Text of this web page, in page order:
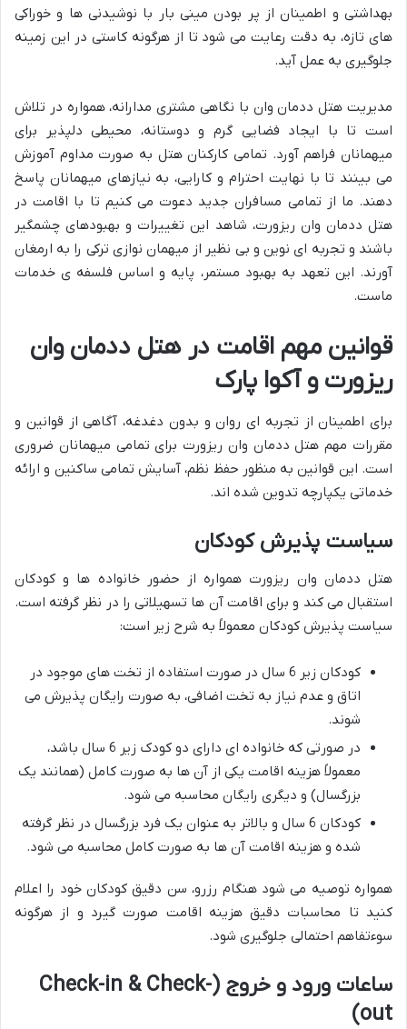
بهداشتی و اطمینان از پر بودن مینی بار با نوشیدنی ها و خوراکی
های تازه، به دقت رعایت می شود تا از هرگونه کاستی در این زمینه
جلوگیری به عمل آید.
مدیریت هتل ددمان وان با نگاهی مشتری مدارانه، همواره در تلاش
است تا با ایجاد فضایی گرم و دوستانه، محیطی دلپذیر برای
میهمانان فراهم آورد. تمامی کارکنان هتل به صورت مداوم آموزش
می بینند تا با نهایت احترام و کارایی، به نیازهای میهمانان پاسخ
دهند. ما از تمامی مسافران جدید دعوت می کنیم تا با اقامت در
هتل ددمان وان ریزورت، شاهد این تغییرات و بهبودهای چشمگیر
باشند و تجربه ای نوین و بی نظیر از میهمان نوازی ترکی را به ارمغان
آورند. این تعهد به بهبود مستمر، پایه و اساس فلسفه ی خدمات
ماست.
قوانین مهم اقامت در هتل ددمان وان
ریزورت و آکوا پارک
برای اطمینان از تجربه ای روان و بدون دغدغه، آگاهی از قوانین و
مقررات مهم هتل ددمان وان ریزورت برای تمامی میهمانان ضروری
است. این قوانین به منظور حفظ نظم، آسایش تمامی ساکنین و ارائه
خدماتی یکپارچه تدوین شده اند.
سیاست پذیرش کودکان
هتل ددمان وان ریزورت همواره از حضور خانواده ها و کودکان
استقبال می کند و برای اقامت آن ها تسهیلاتی را در نظر گرفته است.
سیاست پذیرش کودکان معمولاً به شرح زیر است:
کودکان زیر 6 سال در صورت استفاده از تخت های موجود در
اتاق و عدم نیاز به تخت اضافی، به صورت رایگان پذیرش می
شوند.
در صورتی که خانواده ای دارای دو کودک زیر 6 سال باشد،
معمولاً هزینه اقامت یکی از آن ها به صورت کامل (همانند یک
بزرگسال) و دیگری رایگان محاسبه می شود.
کودکان 6 سال و بالاتر به عنوان یک فرد بزرگسال در نظر گرفته
شده و هزینه اقامت آن ها به صورت کامل محاسبه می شود.
همواره توصیه می شود هنگام رزرو، سن دقیق کودکان خود را اعلام
کنید تا محاسبات دقیق هزینه اقامت صورت گیرد و از هرگونه
سوءتفاهم احتمالی جلوگیری شود.
ساعات ورود و خروج (Check-in & Check-
out)